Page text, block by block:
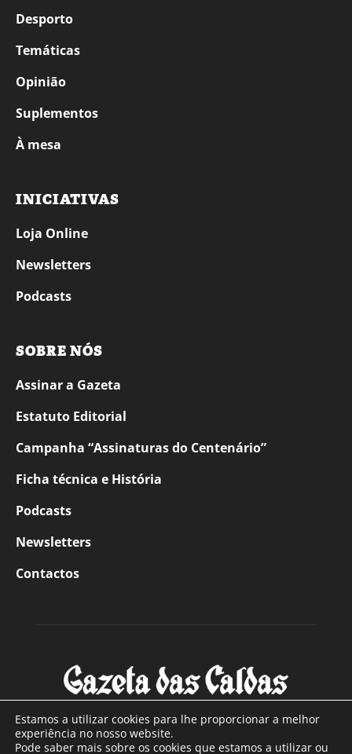
Desporto
Temáticas
Opinião
Suplementos
À mesa
INICIATIVAS
Loja Online
Newsletters
Podcasts
SOBRE NÓS
Assinar a Gazeta
Estatuto Editorial
Campanha “Assinaturas do Centenário”
Ficha técnica e História
Podcasts
Newsletters
Contactos
Estamos a utilizar cookies para lhe proporcionar a melhor
experiência no nosso website.
Pode saber mais sobre os cookies que estamos a utilizar ou